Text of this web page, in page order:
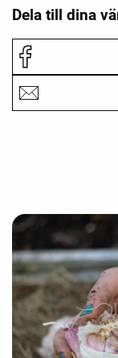
Dela till dina